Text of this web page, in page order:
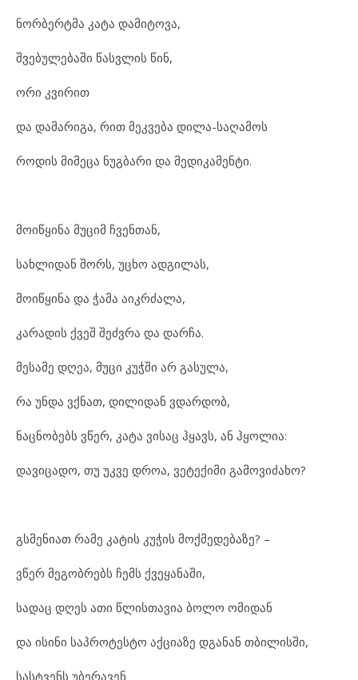
ნორბერტმა კატა დამიტოვა,
შვებულებაში წასვლის წინ,
ორი კვირით
და დამარიგა, რით მეკვება დილა-საღამოს
როდის მიმეცა ნუგბარი და მედიკამენტი.
მოიწყინა მუციმ ჩვენთან,
სახლიდან შორს, უცხო ადგილას,
მოიწყინა და ჭამა აიკრძალა,
კარადის ქვეშ შეძვრა და დარჩა.
მესამე დღეა, მუცი კუჭში არ გასულა,
რა უნდა ვქნათ, დილიდან ვდარდობ,
ნაცნობებს ვწერ, კატა ვისაც ჰყავს, ან ჰყოლია:
დავიცადო, თუ უკვე დროა, ვეტექიმი გამოვიძახო?
გსმენიათ რამე კატის კუჭის მოქმედებაზე? –
ვწერ მეგობრებს ჩემს ქვეყანაში,
სადაც დღეს ათი წლისთავია ბოლო ომიდან
და ისინი საპროტესტო აქციაზე დგანან თბილისში,
სასტვენს უბერავენ